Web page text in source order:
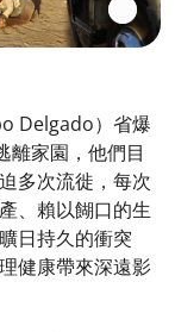
Delgado）省爆
離家園，他們目
多次流徙，每次
、賴以餬口的生
日持久的衝突
健康帶來深遠影